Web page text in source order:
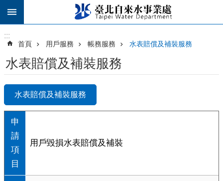
跳到主要內容區塊
:::
首頁 用戶服務 帳務服務 水表賠償及補裝服務
水表賠償及補裝服務
水表賠償及補裝服務
申
請
項
目
用戶毀損水表賠償及補裝